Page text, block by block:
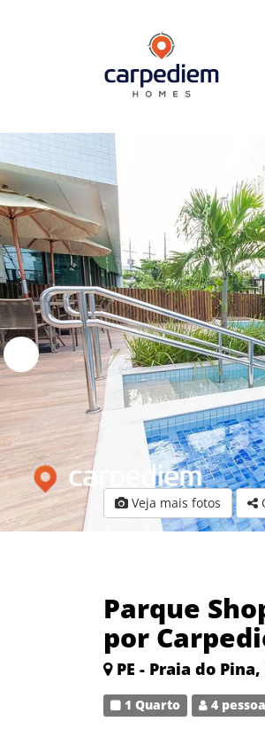
Veja mais fotos
Parque
por
PE - Praia do
1 Quarto 4